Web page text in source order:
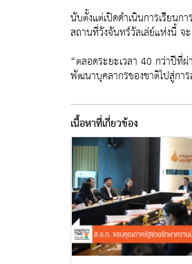
นับตั้งแต่เปิดดำเนินการเรียน
สถานที่วังจันทร์วัลเล่ย์แห่งนี้ จ
“ตลอดระยะเวลา 40 กว่าปีที่
พัฒนาบุคลากรของชาติไปสู่กา
เนื้อหาที่เกี่ยวข้อง